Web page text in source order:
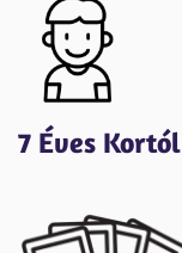
7 Éves Kortól